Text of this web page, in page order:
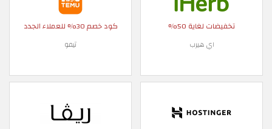
تخفيضات لغاية 50%
اي هيرب
كود خصم 30% للعملاء الجدد
تيمو